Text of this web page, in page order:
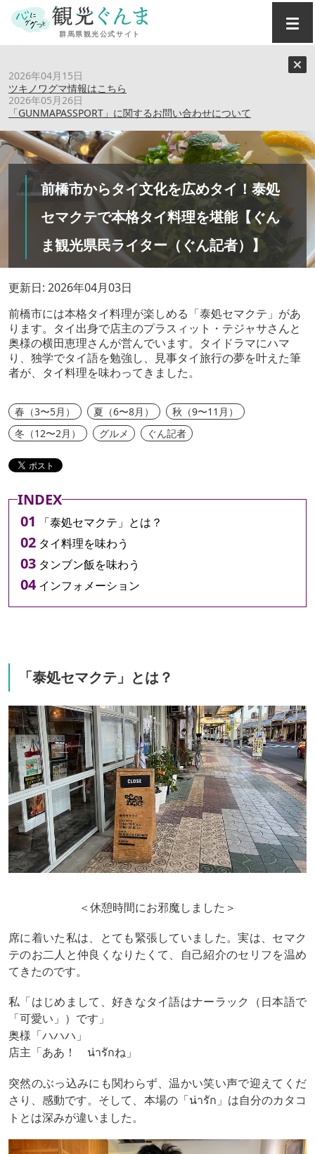
2026年04月15日
ツキノワグマ情報はこちら
2026年05月26日
「GUNMAPASSPORT」に関するお問い合わせについて
前橋市からタイ文化を広めタイ！泰処セマクテで本格タイ料
理を堪能【ぐんま観光県民ライター（ぐん記者）】
前橋市からタイ文化を広めタイ！泰処
セマクテで本格タイ料理を堪能【ぐん
ま観光県民ライター（ぐん記者）】
更新日: 2026年04月03日
前橋市には本格タイ料理が楽しめる「泰処セマクテ」があ
ります。タイ出身で店主のプラスィット・テジャサさんと
奥様の横田恵理さんが営んでいます。タイドラマにハマ
り、独学でタイ語を勉強し、見事タイ旅行の夢を叶えた筆
者が、タイ料理を味わってきました。
春（3〜5月） 夏（6〜8月）
秋（9〜11月）
冬（12〜2月）
グルメ ぐん記者
INDEX
「泰処セマクテ」とは？
タイ料理を味わう
タンブン飯を味わう
インフォメーション
「泰処セマクテ」とは？
＜休憩時間にお邪魔しました＞
席に着いた私は、とても緊張していました。実は、セマク
テのお二人と仲良くなりたくて、自己紹介のセリフを温め
てきたのです。
私「はじめまして、好きなタイ語はナーラック（日本語で
「可愛い」）です」
奥様「ハハハ」
店主「ああ！ น่ารักね」
突然のぶっ込みにも関わらず、温かい笑い声で迎えてくだ
さり、感動です。そして、本場の「น่ารัก 」は自分のカタコ
トとは深みが違いました。